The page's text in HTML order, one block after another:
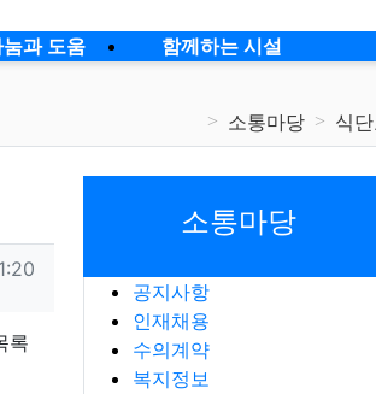
눔과 도움 함께하는 시설
소통마당 식
록
소통마당
공지사항
인재채용
수의계약
복지정보